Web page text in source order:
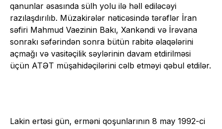
qanunlar əsasında sülh yolu ilə həll ediləcəyi
razılaşdırılıb. Müzakirələr nəticəsində tərəflər İran
səfiri Mahmud Vaezinin Bakı, Xankəndi və İrəvana
sonrakı səfərindən sonra bütün rabitə əlaqələrini
açmağı və vasitəçilik səylərinin davam etdirilməsi
üçün ATƏT müşahidəçilərini cəlb etməyi qəbul etdilər.
Lakin ertəsi gün, erməni qoşunlarının 8 may 1992-ci